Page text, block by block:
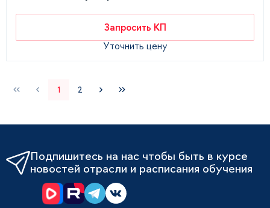
Запросить КП
Уточнить цену
1 2
Подпишитесь на нас чтобы быть в курсе
новостей отрасли и расписания обучения